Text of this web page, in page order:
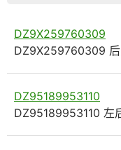
DZ9X259760309
DZ9X259760309
DZ95189953110
DZ95189953110 左